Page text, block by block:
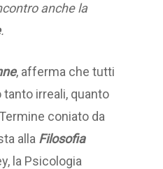
anche la
.
, afferma che tutti
irreali, quanto
coniato da
alla Filosofia
la Psicologia